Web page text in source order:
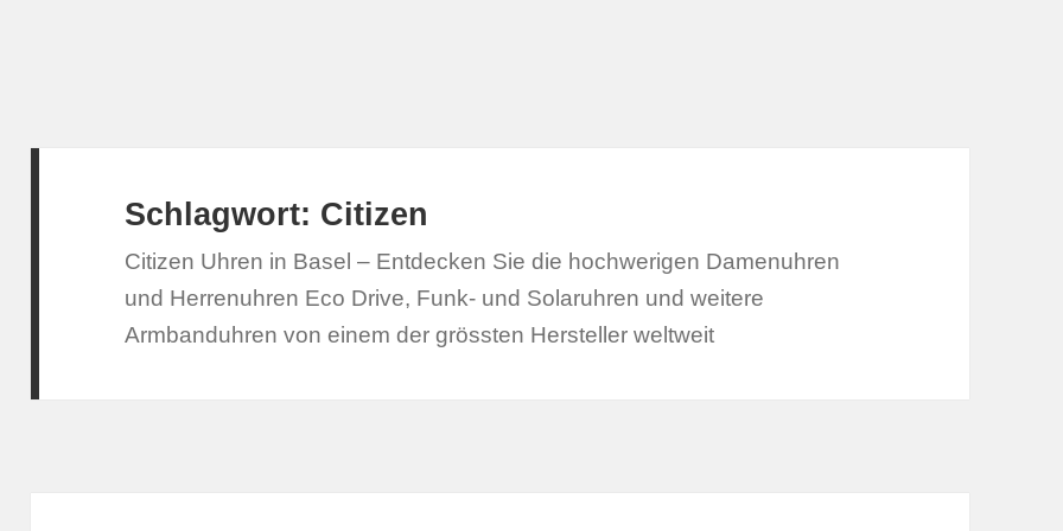
Schlagwort: Citizen
Citizen Uhren in Basel – Entdecken Sie die hochwerigen Damenuhren
und Herrenuhren Eco Drive, Funk- und Solaruhren und weitere
Armbanduhren von einem der grössten Hersteller weltweit